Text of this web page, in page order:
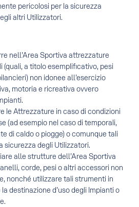
pericolosi per la sicurezza
altri Utilizzatori.
nell’Area Sportiva attrezzature
(quali, a titolo esemplificativo, pesi
non idonee all’esercizio
motoria e ricreativa ovvero
le Attrezzature in caso di condizioni
(ad esempio nel caso di temporali,
di caldo o piogge) o comunque tali
sicurezza degli Utilizzatori.
alle strutture dell’Area Sportiva
corde, pesi o altri accessori non
nonché utilizzare tali strumenti in
destinazione d’uso degli Impianti o